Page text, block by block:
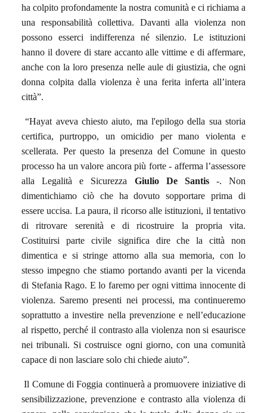
ha colpito profondamente la nostra comunità e ci richiama a
una responsabilità collettiva. Davanti alla violenza non
possono esserci indifferenza né silenzio. Le istituzioni
hanno il dovere di stare accanto alle vittime e di affermare,
anche con la loro presenza nelle aule di giustizia, che ogni
donna colpita dalla violenza è una ferita inferta all’intera
città”.
“Hayat aveva chiesto aiuto, ma l'epilogo della sua storia
certifica, purtroppo, un omicidio per mano violenta e
scellerata. Per questo la presenza del Comune in questo
processo ha un valore ancora più forte - afferma l’assessore
alla Legalità e Sicurezza Giulio De Santis-. Non
dimentichiamo ciò che ha dovuto sopportare prima di
essere uccisa. La paura, il ricorso alle istituzioni, il tentativo
di ritrovare serenità e di ricostruire la propria vita.
Costituirsi parte civile significa dire che la città non
dimentica e si stringe attorno alla sua memoria, con lo
stesso impegno che stiamo portando avanti per la vicenda
di Stefania Rago. E lo faremo per ogni vittima innocente di
violenza. Saremo presenti nei processi, ma continueremo
soprattutto a investire nella prevenzione e nell’educazione
al rispetto, perché il contrasto alla violenza non si esaurisce
nei tribunali. Si costruisce ogni giorno, con una comunità
capace di non lasciare solo chi chiede aiuto”.
Il Comune di Foggia continuerà a promuovere iniziative di
sensibilizzazione, prevenzione e contrasto alla violenza di